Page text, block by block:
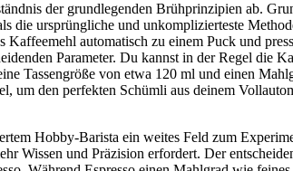
der grundlegenden Brühprinzipien ab.
die ursprüngliche und unkomplizierteste
automatisch zu einem Puck und
Parameter. Du kannst in der Regel die
Tassengröße von etwa 120 ml und einen
um den perfekten Schümli aus deinem
Hobby-Barista ein weites Feld zum
Wissen und Präzision erfordert. Der